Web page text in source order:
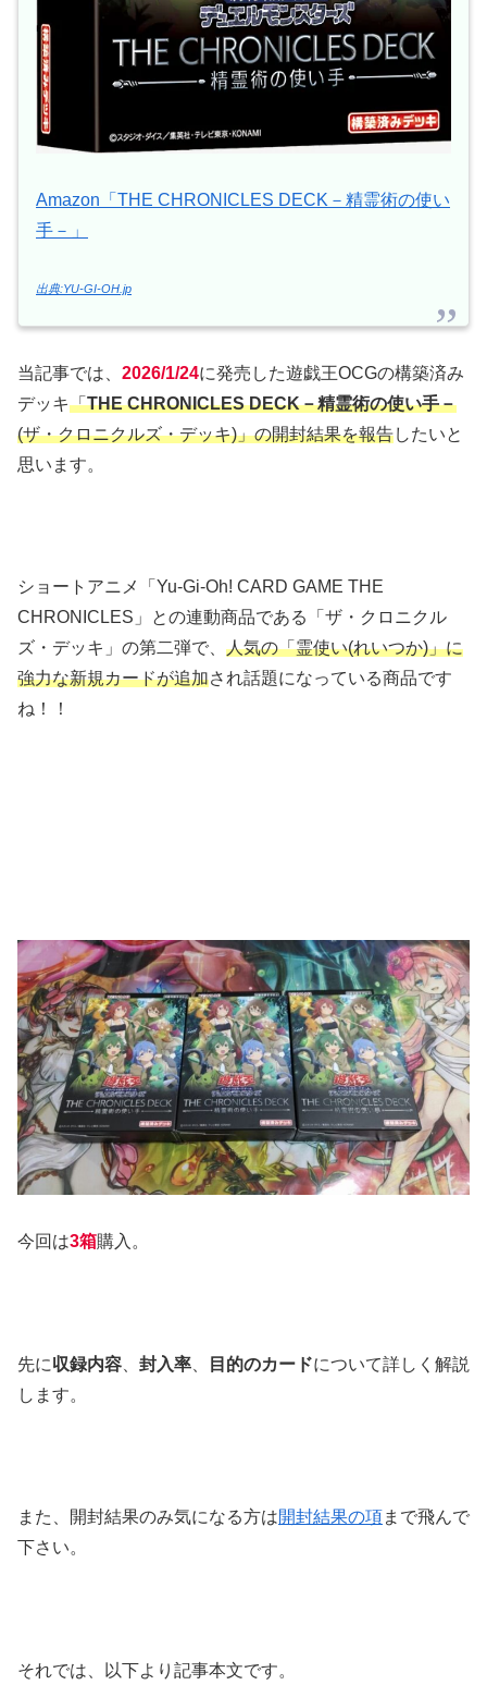
Amazon「THE CHRONICLES DECK－精霊術の使い
手－」
出典:YU-GI-OH.jp
当記事では、 2026/1/24に発売した遊戯王OCGの構築済み
デッキ「THE CHRONICLES DECK－精霊術の使い手－
(ザ・クロニクルズ・デッキ)」の開封結果を報告したいと
思います。
ショートアニメ「Yu-Gi-Oh! CARD GAME THE
CHRONICLES」との連動商品である「ザ・クロニクル
ズ・デッキ」の第二弾で、 人気の「霊使い(れいつか)」に
強力な新規カードが追加され話題になっている商品です
ね！！
今回は3箱購入。
先に収録内容 封入率 目的のカードについて詳しく解説
します。
また、開封結果のみ気になる方は開封結果の項まで飛んで
下さい。
それでは、以下より記事本文です。